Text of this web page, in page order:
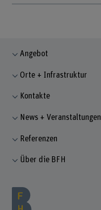
Angebot
Orte + Infrastruktur
Kontakte
News + Veranstaltungen
Referenzen
Über die BFH